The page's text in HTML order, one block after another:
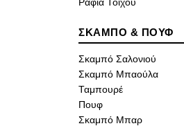
Ράφια Τοίχου
ΣΚΑΜΠΟ & ΠΟΥΦ
Σκαμπό Σαλονιού
Σκαμπό Μπαούλα
Ταμπουρέ
Πουφ
Σκαμπό Μπαρ